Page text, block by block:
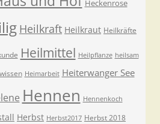
Heckenrose
Heilkraft Heilkraut Heilkräfte
Heilmittel Heilpflanze heilsam
Heimarbeit Heiterwanger See
Hennen Hennenkoch
Herbst Herbst2017 Herbst 2018